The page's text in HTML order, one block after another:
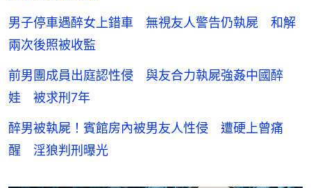
男子停車遇醉女上錯車 無視友人警告仍執屍 和解
兩次後照被收監
前男團成員出庭認性侵 與友合力執屍強姦中國醉
娃 被求刑7年
醉男被執屍！賓館房內被男友人性侵 遭硬上曾痛
醒 淫狼判刑曝光